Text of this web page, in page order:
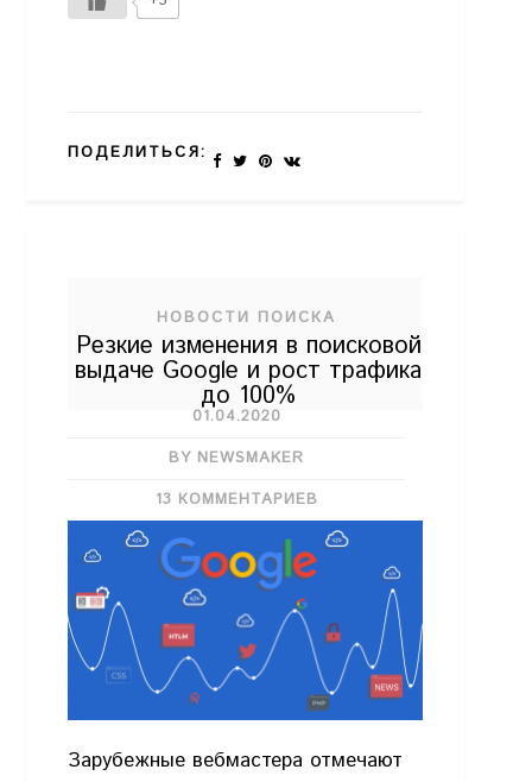
ПОДЕЛИТЬСЯ:
НОВОСТИ ПОИСКА
Резкие изменения в поисковой
выдаче Google и рост трафика
до 100%
01.04.2020
BY NEWSMAKER
13 КОММЕНТАРИЕВ
Зарубежные вебмастера отмечают